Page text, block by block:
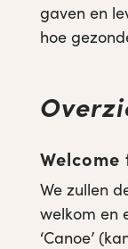
gaven en
hoe
We zullen
welkom en
‘Canoe’